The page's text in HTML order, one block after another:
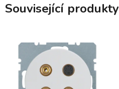
Související produkty